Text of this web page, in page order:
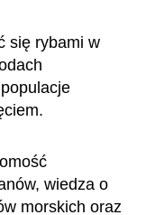
się rybami w
wiedza o
morskich oraz